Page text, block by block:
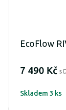
EcoFlow
7 490 Kč s
Skladem 3 ks